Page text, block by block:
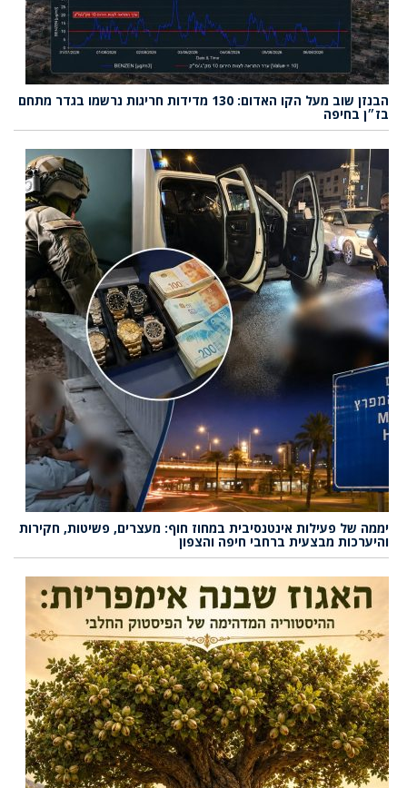
הבנזן שוב מעל הקו האדום: 130 מדידות חריגות נרשמו בגדר מתחם
בז״ן בחיפה
יממה של פעילות אינטנסיבית במחוז חוף: מעצרים, פשיטות, חקירות
והיערכות מבצעית ברחבי חיפה והצפון